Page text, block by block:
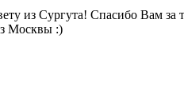
из Сургута! Спасибо Вам
Москвы :)